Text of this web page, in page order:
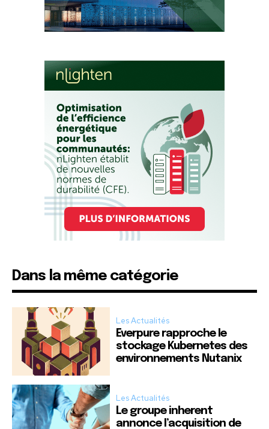
Dans la même catégorie
Les Actualités
Everpure rapproche le
stockage Kubernetes des
environnements Nutanix
Les Actualités
Le groupe inherent
annonce l’acquisition de